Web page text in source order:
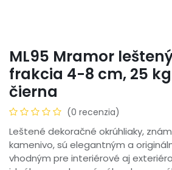
ML95 Mramor
frakcia 4-8 cm, 25
čierna
(0 recenzia)
Leštené dekoračné okrúhliaky,
kamenivo, sú elegantným a
vhodným pre interiérové aj